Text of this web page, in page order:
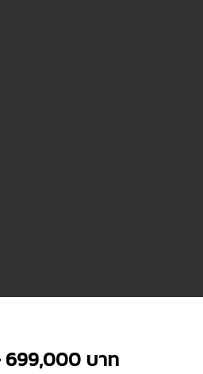
699,000 บาท